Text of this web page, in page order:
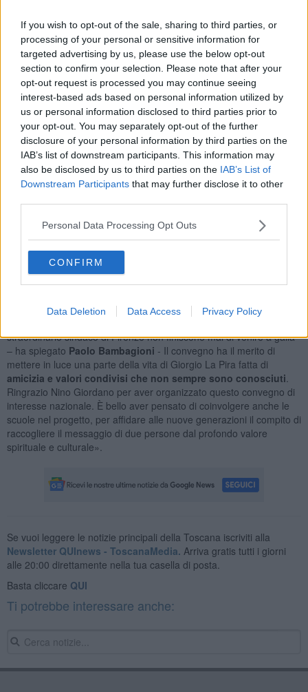
If you wish to opt-out of the sale, sharing to third parties, or
processing of your personal or sensitive information for
targeted advertising by us, please use the below opt-out
section to confirm your selection. Please note that after your
opt-out request is processed you may continue seeing
interest-based ads based on personal information utilized by
us or personal information disclosed to third parties prior to
your opt-out. You may separately opt-out of the further
disclosure of your personal information by third parties on the
IAB’s list of downstream participants. This information may
also be disclosed by us to third parties on the IAB’s List of
Downstream Participants that may further disclose it to other
Personal Data Processing Opt Outs
CONFIRM
Data Deletion Data Access Privacy Policy
Salvatore Quasimodo e Giorgio La Pira
. Una lezione aperta agli
alunni degli istituti superiori fiorentini introdotta da
Nino Giordano,
Giovanni Pallanti e Rosa De Pasqualeche vedrà gli interventi di
Alessandro Quasimodo, padre Bernardo Gianni e Michele
Brancale. A seguire si terrà la rappresentazione del testo teatrale
Quasimodo - La Pira: storia di un’amicizia nata tra le baracche di
Messina, con musiche, foto di repertorio e filmati, e la proiezione
del documentario-film “Giorgio La Pira, la città sul monte”.
Alle15.30 invece, nella sala delle Collezioni del Consiglio Regionale
della Toscana (via Cavour 18), si terrà il convegnoSalvatore
Quasimodo e Giorgio La Pira: la loro amicizia, l’amore per la
poesia, la fede e la ricerca di Dio
. Dopo i saluti del consigliere
regionale del Pd Paolo Bambagioni, l’introduzione sarà affidata a
si passeranno la parola il figlio del poeta, Alessandro Quasimodo, il
giornalista e scrittore Melo Freni, Lia Fava Guzzetta dell'Università
di Roma, il docente di diritto Fabrizio Fabbrini, lo scrittore e poeta
straordinario sindaco di Firenze non finiscono mai di venire a galla
– ha spiegato Paolo Bambagioni - Il convegno ha il merito di
mettere in luce una parte della vita di Giorgio La Pira fatta di
amicizia e valori condivisi che non sempre sono conosciuti
Ringrazio Nino Giordano per aver organizzato questo convegno di
interesse nazionale. È bello aver pensato di coinvolgere anche le
scuole nel progetto, per affidare alle nuove generazioni il compito di
raccogliere il messaggio di due persone dal profondo valore
spirituale e culturale».
Se vuoi leggere le notizie principali della Toscana iscriviti alla
Newsletter QUInews - ToscanaMedia. Arriva gratis tutti i giorni
alle 20:00 direttamente nella tua casella di posta.
Basta cliccare QUI
Ti potrebbe interessare anche: